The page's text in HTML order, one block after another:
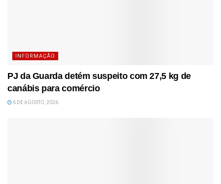
INFORMAÇÃO
PJ da Guarda detém suspeito com 27,5 kg de
canábis para comércio
6 DE AGOSTO, 2026